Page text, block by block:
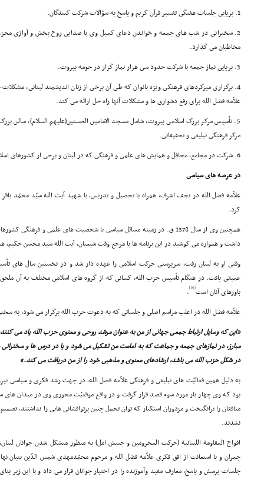
1. برپایى جلسات هفتگى تفسیر قرآن کریم و پاسخ به سؤالات شرکت کنندگان.
2. سخنرانى در شب هاى جمعه و خواندن دعاى کمیل وى با صدایى روح بخش و آوازى
مخاطبان مى گذارد.
3. برپایى نماز جمعه با شرکت حدود سى هزار نماز گزار در حومه بیروت.
4. برگزارى میزگردهاى فرهنگى ویژه بانوان که طى آن برخى از زنان اندیشمند لبنانى،
علاّمه فضل الله براى رفع دشوارى ها و مشکلات آنها راه حل ارائه مى کند.
5. تأسیس مرکز بزرگ اسلامى بیروت، شامل مسجد الامامین الحسنین(علیهم السلام)، سالن
مرکز فرهنگى تبلیغى و تحقیقاتى.
6. شرکت در مجامع، محافل و همایش هاى علمى و فرهنگى که در لبنان و برخى از کشورهاى اسلامى برگزار مى شود.
در عرصه هاى سیاسى
علاّمه فضل الله در نجف اشرف، همراه با تحصیل و تدریس، با شهید آیت الله سیّد محمّد
کرد.
همچنین وى از سال 1378 ق. در زمینه مسائل سیاسى با شخصیت هاى علمى و
داشت و همواره مى کوشید در این برنامه ها با مرجع وقت شیعیان، آیت الله سید محسن حکیم،
وقتى او به لبنان رفت، سرپرستى حرکت اسلامى را عهده دار شد و در نخستین سال هاى
عمیقى یافت. در هنگام تأسیس حزب الله، کسانى که از گروه هاى اسلامى مختلف به آن
باورهاى آنان است[16]
.
علاّمه فضل الله در اغلب مراسم اصلى و جلساتى که به دعوت حزب الله برگزار مى شود، به
«این که وسایل ارتباط جمعى جهانى از من به عنوان مرشد روحى و معنوى حزب الله یاد مى
مبارز، در نمازهاى جمعه و جماعت که به امامت من تشکیل مى شود و یا در درس ها و
در شکل حزب الله مى باشد، ارشادهاى معنوى و مذهبى خود را از من دریافت مى کند.»
به دلیل همین فعالیّت هاى تبلیغى و فرهنگى علاّمه فضل الله، در جهت رشد فکرى و سیاسى
بود که وى چهار بار مورد سوء قصد قرار گرفت و در واقع موقعیّت محورى وى در میدان هاى
منافقان را برانگیخت و مزدوران استکبار که توان تحمل چنین پرتوافشانى هایى را نداشتند،
نشدند.
افواج المقاومة اللبنانیة (حرکت المحرومین و جنبش امل) به منظور متشکل شدن جوانان
چمران و با استعانت از افق فکرى علاّمه فضل الله و مرحوم محمّدمهدى شمس الدّین بنیان
جلسات پرسش و پاسخ، معارف مفید وآموزنده را در اختیار جوانان قرار مى داد و با این زیر